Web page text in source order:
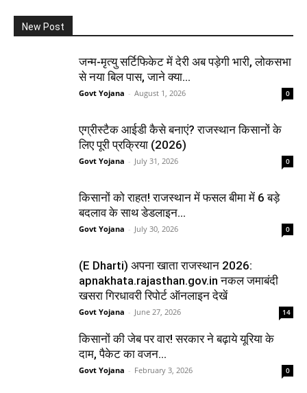
New Post
जन्म-मृत्यु सर्टिफिकेट में देरी अब पड़ेगी भारी, लोकसभा
से नया बिल पास, जाने क्या...
Govt Yojana - August 1, 2026 0
एग्रीस्टैक आईडी कैसे बनाएं? राजस्थान किसानों के
लिए पूरी प्रक्रिया (2026)
Govt Yojana - July 31, 2026 0
किसानों को राहत! राजस्थान में फसल बीमा में 6 बड़े
बदलाव के साथ डेडलाइन...
Govt Yojana - July 30, 2026 0
(E Dharti) अपना खाता राजस्थान 2026:
apnakhata.rajasthan.gov.in नकल जमाबंदी
खसरा गिरधावरी रिपोर्ट ऑनलाइन देखें
Govt Yojana - June 27, 2026 14
किसानों की जेब पर वार! सरकार ने बढ़ाये यूरिया के
दाम, पैकेट का वजन...
Govt Yojana - February 3, 2026 0